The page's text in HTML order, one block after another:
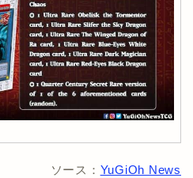
ソース： YuGiOh News